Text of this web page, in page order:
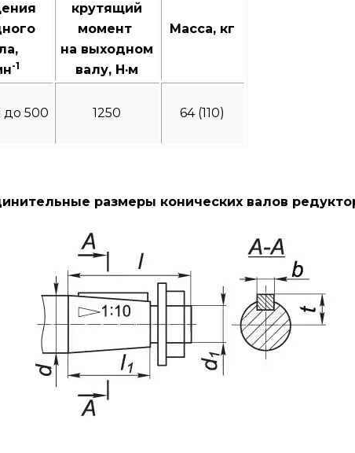
-1
крутящий
момент
на выходном
валу, Н·м
Масса, кг
до 500 1250 64 (110)
размеры конических валов